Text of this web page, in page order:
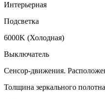
Интерьерная
Подсветка
6000K (Холодная)
Выключатель
Сенсор-движения.
Толщина зеркального полотна